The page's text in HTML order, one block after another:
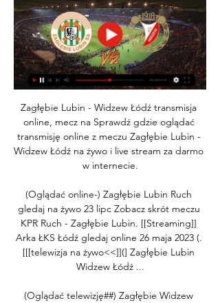
Zagłębie Lubin - Widzew Łódź transmisja
online, mecz na Sprawdź gdzie oglądać
transmisję online z meczu Zagłębie Lubin -
Widzew Łódź na żywo i live stream za darmo
w internecie.
(Oglądać online-) Zagłębie Lubin Ruch
gledaj na żywo 23 lipc Zobacz skrót meczu
KPR Ruch - Zagłębie Lubin. [[Streaming]]
Arka ŁKS Łódź gledaj online 26 maja 2023 (.
[[[telewizja na żywo<<]](] Zagłębie Lubin
Widzew Łódź ...
(Oglądać telewizję##) Zagłębie Widzew